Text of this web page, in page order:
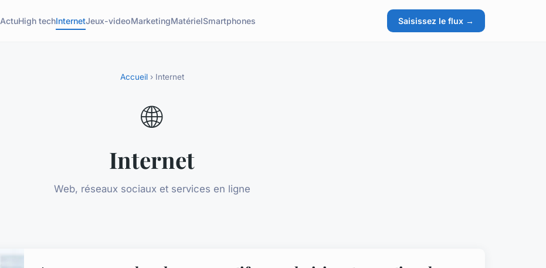
ActuHigh techInternetJeux-videoMarketingMatérielSmartphones Saisissez le flux →
Accueil› Internet
🌐
Internet
Web, réseaux sociaux et services en ligne